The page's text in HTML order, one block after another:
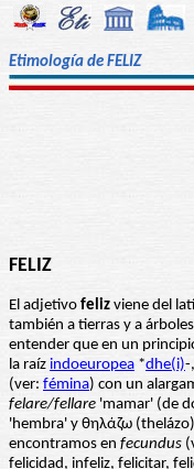
Etimología de FELIZ
FELIZ
El adjetivo feliz viene del
también a tierras y a
entender que en un
la raíz indoeuropea *dhe(i)-
(ver: fémina) con un
felare/fellare 'mamar' (de
'hembra' y θηλάζω
encontramos en fecundus
felicidad, infeliz, felicitar,